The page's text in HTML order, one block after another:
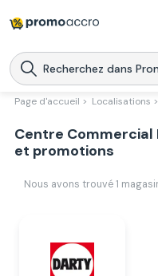
Magasins
Produits
Télécharge l’application
Promoaccro
Page d'accueil > Localisations >
Centre Commercial
et promotions
Nous avons trouvé 1